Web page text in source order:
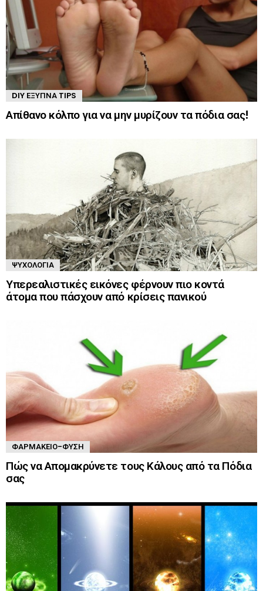
DIY ΈΞΥΠΝΑ TIPS
Απίθανο κόλπο για να μην μυρίζουν τα πόδια σας!
ΨΥΧΟΛΟΓΊΑ
Υπερεαλιστικές εικόνες φέρνουν πιο κοντά
άτομα που πάσχουν από κρίσεις πανικού
ΦΑΡΜΑΚΕΊΟ-ΦΎΣΗ
Πώς να Απομακρύνετε τους Κάλους από τα Πόδια
σας